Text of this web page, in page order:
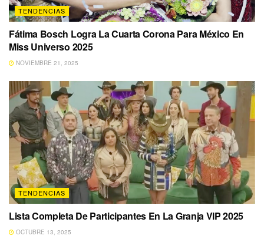
TENDENCIAS
Fátima Bosch Logra La Cuarta Corona Para México En
Miss Universo 2025
NOVIEMBRE 21, 2025
TENDENCIAS
Lista Completa De Participantes En La Granja VIP 2025
OCTUBRE 13, 2025